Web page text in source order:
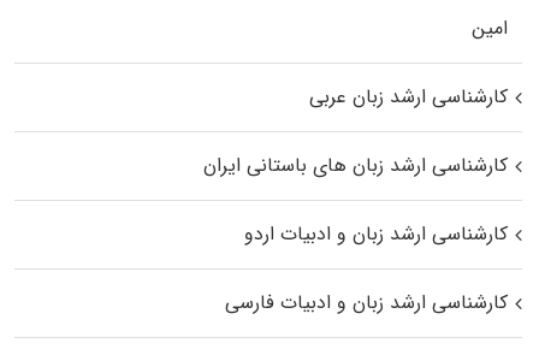
اﻣﻴﻦ
کارشناسی ارشد زبان عربی
کارشناسی ارشد زبان‌ های باستانی ایران
کارشناسی ارشد زبان و ادبیات اردو
کارشناسی ارشد زبان و ادبیات فارسی